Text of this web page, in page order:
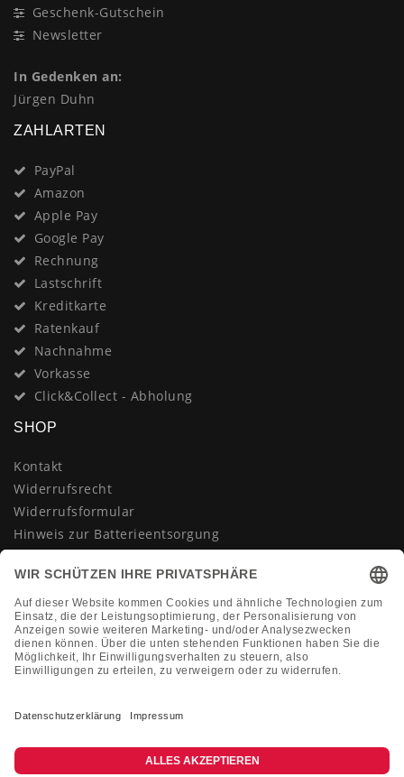
Geschenk-Gutschein
Newsletter
In Gedenken an:
Jürgen Duhn
ZAHLARTEN
PayPal
Amazon
Apple Pay
Google Pay
Rechnung
Lastschrift
Kreditkarte
Ratenkauf
Nachnahme
Vorkasse
Click&Collect - Abholung
SHOP
Kontakt
Widerrufsrecht
Widerrufsformular
Hinweis zur Batterieentsorgung
AGB
Impressum
Vertrag widerrufen
KONTAKT
Montag-Freitag 10:00-18:00 Uhr
shop@dienadel.de